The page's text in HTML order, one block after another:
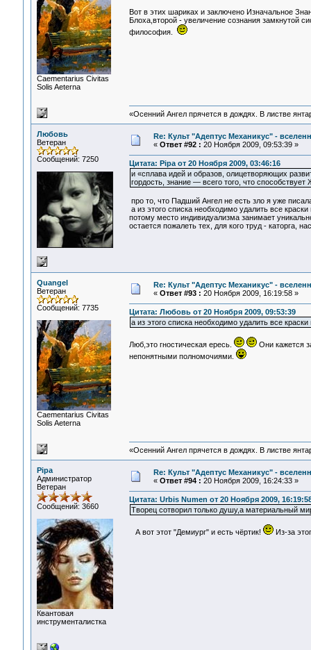
Сaementarius Civitas
Solis Aeterna
Вот в этих шариках и заключено Изначальное
Блоха,второй - увеличение сознания замкнутой
философия.
«Осенний Ангел прячется в дождях. В листве
Любовь
Ветеран
Сообщений: 7250
Re: Культ "Адептус Механикус" -
« Ответ #92 : 20 Ноября 2009, 09:53:39 »
Цитата: Pipa от 20 Ноября 2009, 03:46:16
и «сплава идей и образов, олицетворяющих
гордость, знание — всего того, что
про то, что Падший Ангел не есть зло я уже
а из этого списка необходимо удалить все
потому место индивидуализма занимает
остается пожалеть тех, для кого труд - каторга,
Quangel
Ветеран
Сообщений: 7735
Сaementarius Civitas
Solis Aeterna
Re: Культ "Адептус Механикус" -
« Ответ #93 : 20 Ноября 2009, 16:19:58 »
Цитата: Любовь от 20 Ноября 2009, 09:53:39
а из этого списка необходимо удалить все
Люб,это гностическая ересь.
Они кажется
непонятными полномочиями.
«Осенний Ангел прячется в дождях. В листве
Pipa
Администратор
Ветеран
Сообщений: 3660
Квантовая
инструменталистка
Re: Культ "Адептус Механикус" -
« Ответ #94 : 20 Ноября 2009, 16:24:33 »
Цитата: Urbis Numen от 20 Ноября 2009,
Творец сотворил только душу,а материальный
А вот этот "Демиург" и есть чёртик! Из-за